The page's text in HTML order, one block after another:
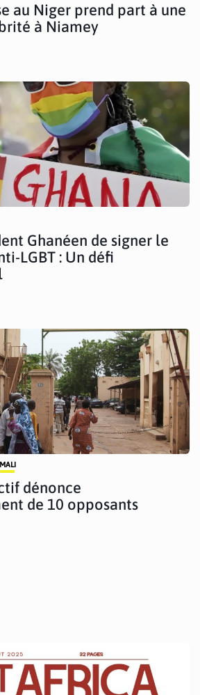
au Niger prend part à une
à Niamey
Ghanéen de signer le
LGBT : Un défi
MALI
dénonce
de 10 opposants